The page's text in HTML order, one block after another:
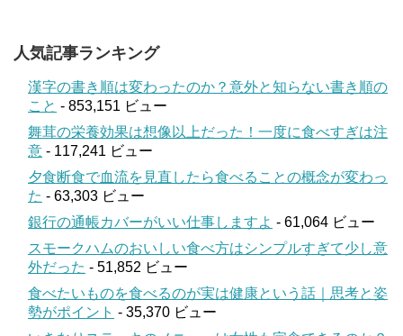
人気記事ランキング
漢字の書き順は変わったのか？意外と知らない書き順の
こと - 853,151 ビュー
舞茸の栄養効果は想像以上だった！一度に食べすぎは注
意 - 117,241 ビュー
夕食断食で血流を見直したら食べることの概念が変わっ
た - 63,303 ビュー
銀行の通帳カバーがいい仕事しますよ - 61,064 ビュー
スモークハムのおいしい食べ方はシンプルすぎて少し意
外だった - 51,852 ビュー
食べたいものを食べるのが実は健康という話｜思考と姿
勢がポイント - 35,370 ビュー